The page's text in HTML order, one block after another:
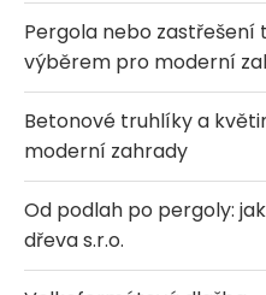
Pergola nebo zastřešení
výběrem pro moderní
Betonové truhlíky a
moderní zahrady
Od podlah po pergoly:
dřeva s.r.o.